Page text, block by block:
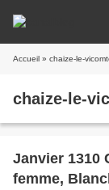
Accueil » chaize-le-
chaize-le-
Janvier 1310
femme,